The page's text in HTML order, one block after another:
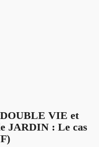
DOUBLE VIE et
JARDIN : Le cas